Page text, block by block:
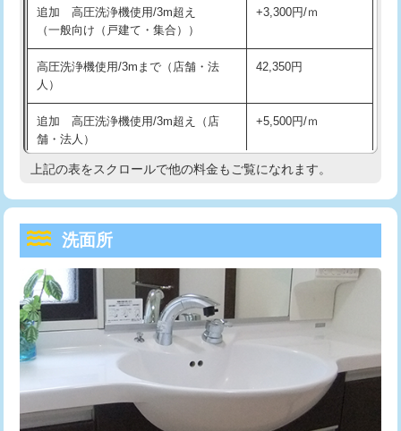
マス交換（深さ50㎝以上） 66,000円
コンクリート斫り（厚さ10㎝まで） 27,500円
コンクリート斫り（厚さ10㎝超え）
モルタル補修（厚さ10㎝まで）
モルタル補修（厚さ10㎝超え） 38,500円
洗面台設置 38,500円
追加人工
廃棄・処分 現場見積
※給水管工事は20mmまでの価格です。
持込商品取付（混合水栓） 16,500円
給水管工事※（ホール加工)
給水管工事※（バンド止め) 3,300円
給水管工事※（支持金具設置) 5,500円
給水管工事※（保温材使用（バンド止
め込み）)
5,500円
給水管工事※（土の掘削・埋め戻し作
業)
11,000円
給水管工事※（塩ビ管（VP・HI）使
用/3ｍまで)
33,000円
給水管工事※（塩ビ管（VP・HI）使
用（追加）/3ｍ超え)
給水管工事※（ライニング鋼管・銅
44,000円
追加 高圧洗浄機使用/3m超え
（一般向け（戸建て・集合））
+3,300円/ｍ
高圧洗浄機使用/3mまで（店舗・法
人）
42,350円
追加 高圧洗浄機使用/3m超え（店
舗・法人）
+5,500円/ｍ
高度高圧洗浄換 現地調査
トーラー機使用/3mまで
追加トーラー機使用/3m超え +3,300円
カメラ調査 33,000円
桝清掃
止水・漏水調査・防水処理・清掃・修
理・調整・分解・加工など（軽作業）
11,000円
上記の表をスクロールで他の料金もご覧になれます。
洗面所